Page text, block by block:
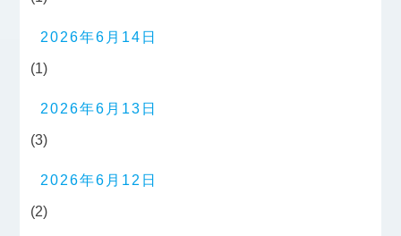
2026年6月14日
(1)
2026年6月13日
(3)
2026年6月12日
(2)